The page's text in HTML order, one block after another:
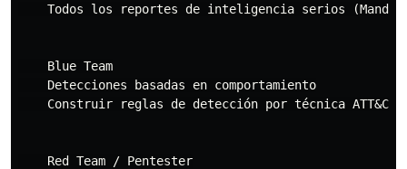
Todos los reportes de inteligencia serios
    Blue Team
    Detecciones basadas en comportamiento
Construir reglas de detección por técnica
    Red Team / Pentester